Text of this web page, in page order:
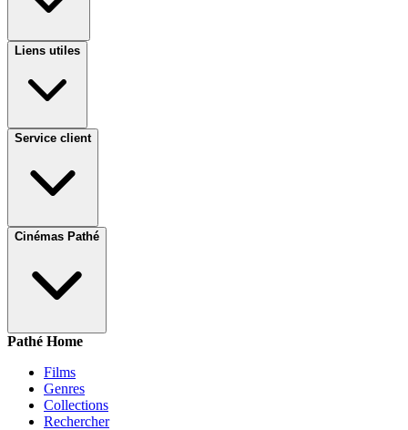
Liens utiles
Service client
Cinémas Pathé
Pathé Home
Films
Genres
Collections
Rechercher